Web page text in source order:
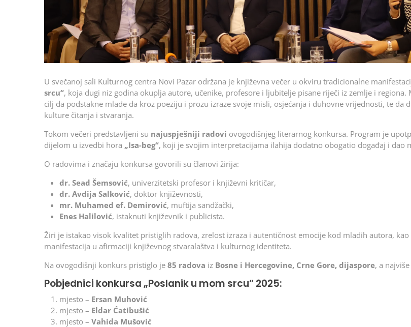
U svečanoj sali Kulturnog centra Novi Pazar održana je književna večer u okviru tradicionalne
srcu“, koja dugi niz godina okuplja autore, učenike, profesore i ljubitelje pisane riječi iz zemlje i regiona.
cilj da podstakne mlade da kroz poeziju i prozu izraze svoje misli, osjećanja i duhovne vrijednosti, te da
kulture čitanja i stvaranja.
Tokom večeri predstavljeni su najuspješniji radovi ovogodišnjeg literarnog konkursa. Program je
dijelom u izvedbi hora „Isa-beg“, koji je svojim interpretacijama ilahija dodatno obogatio događaj i dao
O radovima i značaju konkursa govorili su članovi žirija:
dr. Sead Šemsović, univerzitetski profesor i književni kritičar,
dr. Avdija Salković, doktor književnosti,
mr. Muhamed ef. Demirović, muftija sandžački,
Enes Halilović, istaknuti književnik i publicista.
Žiri je istakao visok kvalitet pristiglih radova, zrelost izraza i autentičnost emocije kod mladih autora,
manifestacija u afirmaciji književnog stvaralaštva i kulturnog identiteta.
Na ovogodišnji konkurs pristiglo je 85 radova iz Bosne i Hercegovine, Crne Gore, dijaspore, a
Pobjednici konkursa „Poslanik u mom srcu“ 2025:
mjesto – Ersan Muhović
mjesto – Eldar Ćatibušić
mjesto – Vahida Mušović